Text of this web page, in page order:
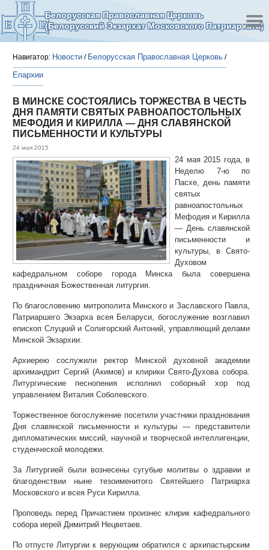
Белорусская Православная Церковь
(Белорусский Экзархат Московского Патриархата)
Навигатор: Новости / Белорусская Православная Церковь /
Епархии
В МИНСКЕ СОСТОЯЛИСЬ ТОРЖЕСТВА В ЧЕСТЬ
ДНЯ ПАМЯТИ СВЯТЫХ РАВНОАПОСТОЛЬНЫХ
МЕФОДИЯ И КИРИЛЛА — ДНЯ СЛАВЯНСКОЙ
ПИСЬМЕННОСТИ И КУЛЬТУРЫ
24 мая 2015
24 мая 2015 года, в
Неделю 7-ю по
Пасхе, день памяти
святых
равноапостольных
Мефодия и Кирилла
— День славянской
письменности и
культуры, в Свято-
Духовом
кафедральном соборе города Минска была совершена
праздничная Божественная литургия.
По благословению митрополита Минского и Заславского Павла,
Патриаршего Экзарха всея Беларуси, богослужение возглавил
епископ Слуцкий и Солигорский Антоний, управляющий делами
Минской Экзархии.
Архиерею сослужили ректор Минской духовной академии
архимандрит Сергий (Акимов) и клирики Свято-Духова собора.
Литургические песнопения исполнил соборный хор под
управлением Виталия Соболевского.
Торжественное богослужение посетили участники празднования
Дня славянской письменности и культуры — представители
дипломатических миссий, научной и творческой интеллигенции,
студенческой молодежи.
За Литургией были вознесены сугубые молитвы о здравии и
благоденствии ныне тезоименитого Святейшего Патриарха
Московского и всея Руси Кирилла.
Проповедь перед Причастием произнес клирик кафедрального
собора иерей Димитрий Нецветаев.
По отпусте Литургии к верующим обратился с архипастырским